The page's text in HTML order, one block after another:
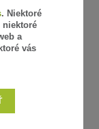
. Niektoré
niektoré
a
vás